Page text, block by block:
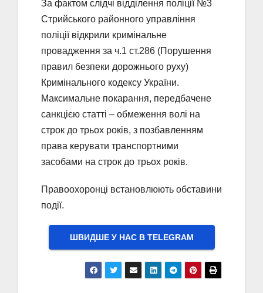
За фактом слідчі відділення поліції №3
Стрийського районного управління
поліції відкрили кримінальне
провадження за ч.1 ст.286 (Порушення
правил безпеки дорожнього руху)
Кримінального кодексу України.
Максимальне покарання, передбачене
санкцією статті – обмеження волі на
строк до трьох років, з позбавленням
права керувати транспортними
засобами на строк до трьох років.
Правоохоронці встановлюють обставини
події.
ШВИДШЕ У НАС В ТELEGRAM